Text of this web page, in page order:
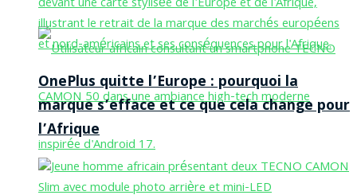
OnePlus quitte l’Europe : pourquoi la
marque s’efface et ce que cela change pour
l’Afrique